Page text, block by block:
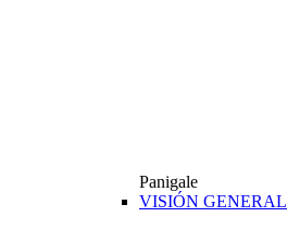
Panigale
VISIÓN GENERAL